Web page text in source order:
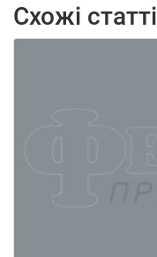
Схожі статті